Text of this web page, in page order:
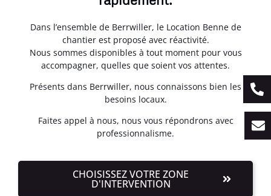
Dans l’ensemble de Berrwiller, le Location Benne de
chantier est proposé avec réactivité.
Nous sommes disponibles à tout moment pour vous
accompagner, quelles que soient vos attentes.
Présents dans Berrwiller, nous connaissons bien les
besoins locaux.
Faites appel à nous, nous vous répondrons avec
professionnalisme.
CHOISISSEZ VOTRE ZONE
D'INTERVENTION